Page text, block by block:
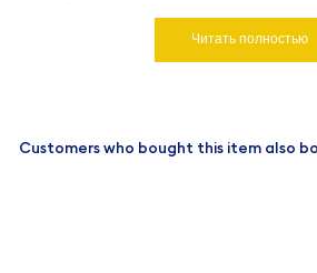
Читать полностью
Customers who bought this item also